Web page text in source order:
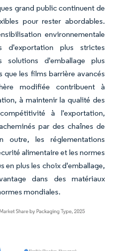
grand public continuent de
pour rester abordables.
environnementale
d'exportation plus strictes
solutions d'emballage plus
que les films barrière avancés
modifiée contribuent à
à maintenir la qualité des
à l'exportation,
par des chaînes de
outre, les réglementations
alimentaire et les normes
en plus les choix d'emballage,
dans des matériaux
mondiales.